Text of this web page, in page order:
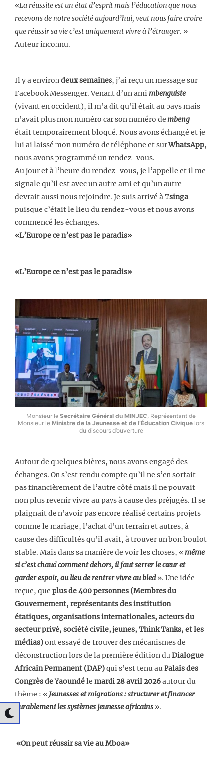
«La réussite est un état d’esprit mais l’éducation que nous
recevons de notre société aujourd’hui, veut nous faire croire
que réussir sa vie c’est uniquement vivre à l’étranger. »
Auteur inconnu.
Il y a environdeux semaines, j’ai reçu un message sur
Facebook Messenger. Venant d’un amimbenguiste
(vivant en occident), il m’a dit qu’il était au pays mais
n’avait plus mon numéro car son numéro de mbeng
était temporairement bloqué. Nous avons échangé et je
lui ai laissé mon numéro de téléphone et surWhatsApp,
nous avons programmé un rendez-vous.
Au jour et à l’heure du rendez-vous, je l’appelle et il me
signale qu’il est avec un autre ami et qu’un autre
devrait aussi nous rejoindre. Je suis arrivé àTsinga
puisque c’était le lieu du rendez-vous et nous avons
commencé les échanges.
«L’Europe ce n’est pas le paradis»
«L’Europe ce n’est pas le paradis»
Monsieur le Secrétaire Général du MINJEC, Représentant de
Monsieur le Ministre de la Jeunesse et de l’Éducation Civique lors
du discours d’ouverture
Autour de quelques bières, nous avons engagé des
échanges. On s’est rendu compte qu’il ne s’en sortait
pas financièrement de l’autre côté mais il ne pouvait
non plus revenir vivre au pays à cause des préjugés. Il se
plaignait de n’avoir pas encore réalisé certains projets
comme le mariage, l’achat d’un terrain et autres, à
cause des difficultés qu’il avait, à trouver un bon boulot
stable. Mais dans sa manière de voir les choses, «même
si c’est chaud comment dehors, il faut serrer le cœur et
garder espoir, au lieu de rentrer vivre au bled». Une idée
reçue, que plus de 400 personnes (Membres du
Gouvernement, représentants des institution
étatiques, organisations internationales, acteurs du
secteur privé, société civile, jeunes, Think Tanks, et les
médias)ont essayé de trouver des mécanismes de
déconstruction lors de la première édition duDialogue
Africain Permanent (DAP)qui s’est tenu auPalais des
Congrès de Yaoundéle mardi 28 avril 2026autour du
thème : « Jeunesses et migrations : structurer et financer
durablement les systèmes jeunesse africains ».
«On peut réussir sa vie au Mboa»